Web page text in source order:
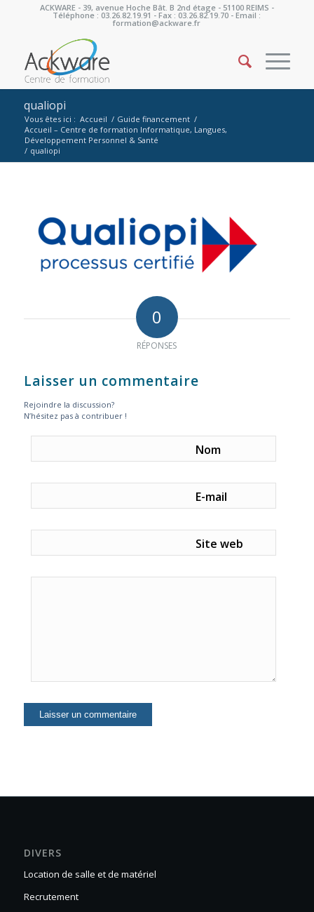
ACKWARE - 39, avenue Hoche Bât. B 2nd étage - 51100 REIMS -
Téléphone : 03.26.82.19.91 - Fax : 03.26.82.19.70 - Email :
formation@ackware.fr
qualiopi
Vous êtes ici : Accueil / Guide financement /
Accueil – Centre de formation Informatique, Langues,
Développement Personnel & Santé
/ qualiopi
0
RÉPONSES
Laisser un commentaire
Rejoindre la discussion?
N’hésitez pas à contribuer !
Nom
E-mail
Site web
DIVERS
Location de salle et de matériel
Recrutement